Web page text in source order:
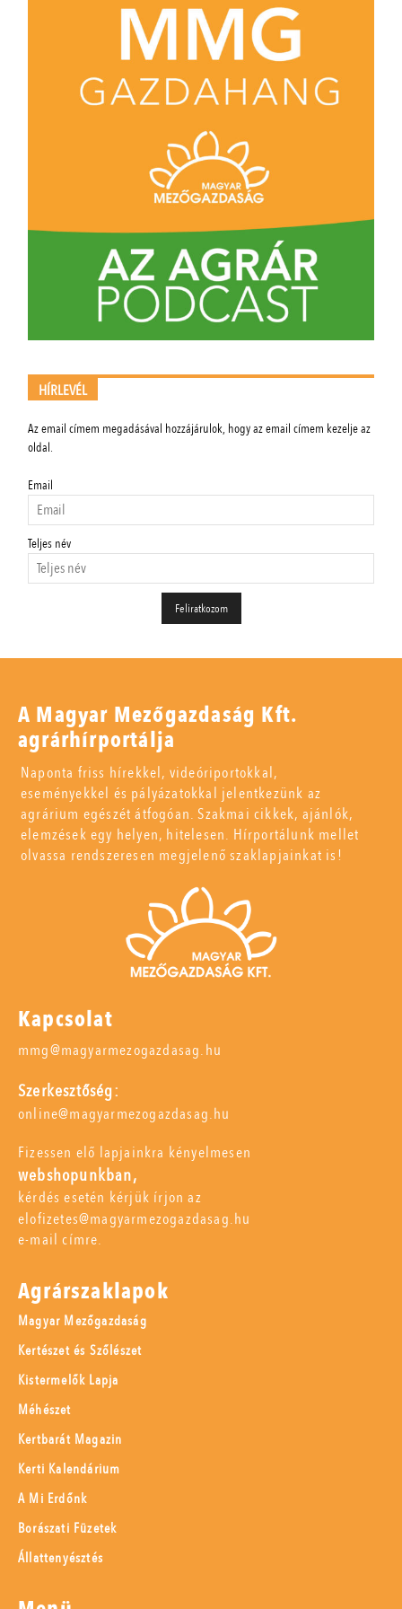
HÍRLEVÉL
Az email címem megadásával hozzájárulok, hogy az email címem kezelje az
oldal.
Email
Teljes név
A Magyar Mezőgazdaság Kft.
agrárhírportálja
Naponta friss hírekkel, videóriportokkal,
eseményekkel és pályázatokkal jelentkezünk az
agrárium egészét átfogóan. Szakmai cikkek, ajánlók,
elemzések egy helyen, hitelesen. Hírportálunk mellet
olvassa rendszeresen megjelenő szaklapjainkat is!
Kapcsolat
mmg@magyarmezogazdasag.hu
Szerkesztőség:
online@magyarmezogazdasag.hu
Fizessen elő lapjainkra kényelmesen
webshopunkban,
kérdés esetén kérjük írjon az
elofizetes@magyarmezogazdasag.hu
e-mail címre.
Agrárszaklapok
Magyar Mezőgazdaság
Kertészet és Szőlészet
Kistermelők Lapja
Méhészet
Kertbarát Magazin
Kerti Kalendárium
A Mi Erdőnk
Borászati Füzetek
Állattenyésztés